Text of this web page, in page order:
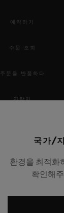
예약하기
주문 조회
주문을 반품하다
연락처
개인정보 보호
국가/
환경을 최적화
확인해